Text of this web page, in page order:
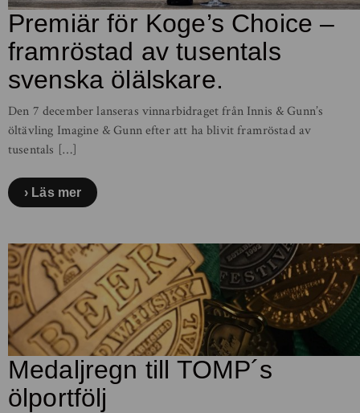
Premiär för Koge’s Choice –
framröstad av tusentals
svenska ölälskare.
Den 7 december lanseras vinnarbidraget från Innis & Gunn’s
öltävling Imagine & Gunn efter att ha blivit framröstad av
tusentals […]
Läs mer
Medaljregn till TOMP´s
ölportfölj